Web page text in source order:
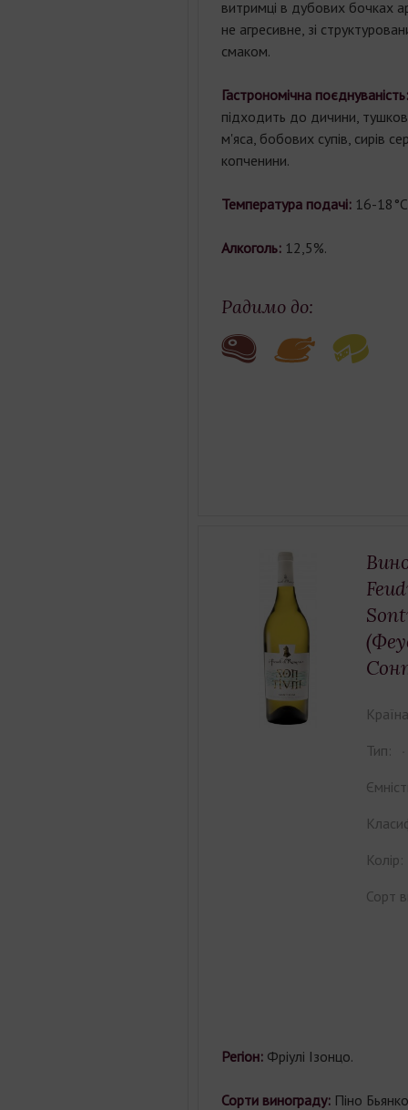
витримці в дубових бочках
не агресивне, зі
смаком.
Гастрономічна
підходить до дичини,
м'яса, бобових супів, сирів
копченини.
Температура подачі: 16-
Алкоголь: 12,5%.
Радимо до:
Тип:
Колір:
Сорт
Регіон: Фріулі Ізонцо.
Сорти винограду: Піно